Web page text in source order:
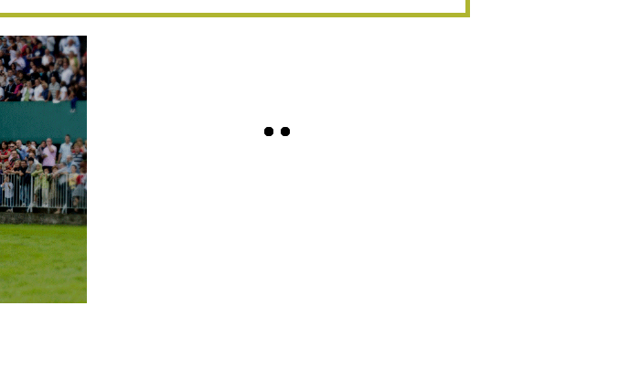
23a / 23 de agosto
30a / 30 de agosto
2a / 2 de septiembre
6a / 6 de septiembre
13a / 13 de septiembre
30a / 30 de septiembre
11a / 11 de junio
5a / 5 de julio
12a / 12 de julio